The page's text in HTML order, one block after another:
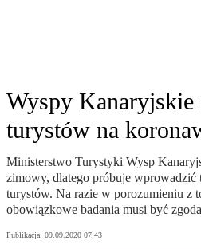
Wyspy Kanaryjskie
turystów na
Ministerstwo Turystyki Wysp
zimowy, dlatego próbuje wprowadzić
turystów. Na razie w porozumieniu z
obowiązkowe badania musi być
Publikacja: 09.09.2020 07:43